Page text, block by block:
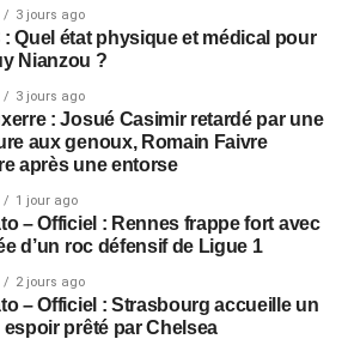
3 jours ago
: Quel état physique et médical pour
Nianzou ?
3 jours ago
: Josué Casimir retardé par une
aux genoux, Romain Faivre
après une entorse
1 jour ago
– Officiel : Rennes frappe fort avec
d’un roc défensif de Ligue 1
2 jours ago
– Officiel : Strasbourg accueille un
prêté par Chelsea